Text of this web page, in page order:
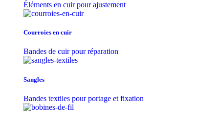
Éléments en cuir pour ajustement
Courroies en cuir
Bandes de cuir pour réparation
Sangles
Bandes textiles pour portage et fixation